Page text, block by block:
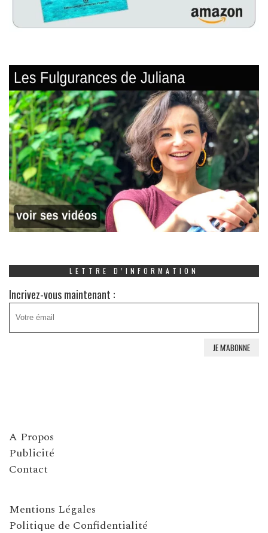
LETTRE D’INFORMATION
Incrivez-vous maintenant :
A Propos
Publicité
Contact
Mentions Légales
Politique de Confidentialité